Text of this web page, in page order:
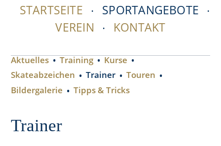
STARTSEITE
SPORTANGEBOTE
VEREIN
KONTAKT
Aktuelles Training
Kurse
Skateabzeichen
Trainer
Touren
Bildergalerie
Tipps & Tricks
Trainer